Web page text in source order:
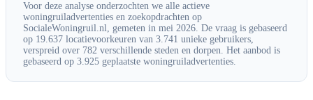
Voor deze analyse onderzochten we alle actieve
woningruiladvertenties en zoekopdrachten op
SocialeWoningruil.nl, gemeten in mei 2026. De vraag is gebaseerd
op 19.637 locatievoorkeuren van 3.741 unieke gebruikers,
verspreid over 782 verschillende steden en dorpen. Het aanbod is
gebaseerd op 3.925 geplaatste woningruiladvertenties.